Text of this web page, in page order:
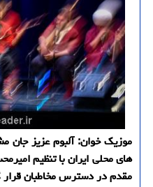
موزیک خوان: آلبوم عزیز جان
های محلی ایران با تنظیم
مقدم در دسترس مخاطبان